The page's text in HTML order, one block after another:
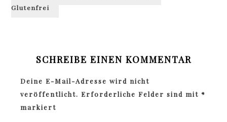
Glutenfrei
SCHREIBE EINEN KOMMENTAR
Deine E-Mail-Adresse wird nicht
veröffentlicht. Erforderliche Felder sind mit *
markiert